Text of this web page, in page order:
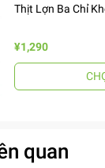
Thịt Lợn Ba Chỉ
¥1,290
quan